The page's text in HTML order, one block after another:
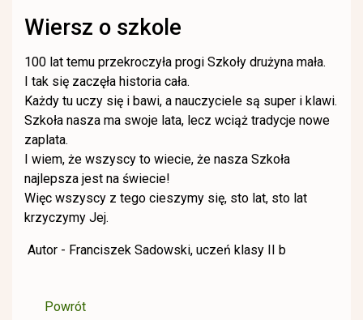
Wiersz o szkole
100 lat temu przekroczyła progi Szkoły drużyna mała.
I tak się zaczęła historia cała.
Każdy tu uczy się i bawi, a nauczyciele są super i klawi.
Szkoła nasza ma swoje lata, lecz wciąż tradycje nowe
zaplata.
I wiem, że wszyscy to wiecie, że nasza Szkoła
najlepsza jest na świecie!
Więc wszyscy z tego cieszymy się, sto lat, sto lat
krzyczymy Jej.
Autor - Franciszek Sadowski, uczeń klasy II b
Powrót